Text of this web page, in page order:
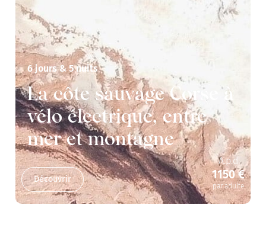
6 jours & 5 nuits
La côte sauvage Corse à
vélo électrique, entre
mer et montagne
Découvrir
A.p.d
1150 €
par adulte